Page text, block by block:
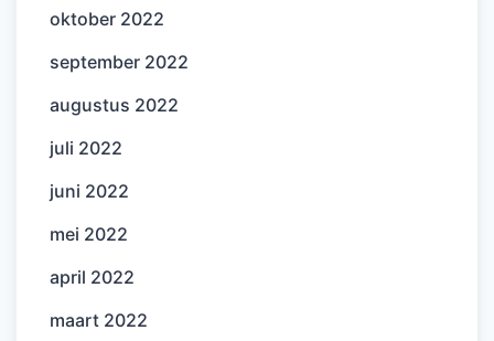
oktober 2022
september 2022
augustus 2022
juli 2022
juni 2022
mei 2022
april 2022
maart 2022